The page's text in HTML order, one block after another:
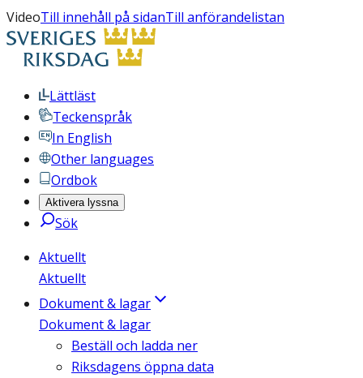
VideoTill innehåll på sidanTill anförandelistan
Lättläst
Teckenspråk
In English
Other languages
Ordbok
Aktivera lyssna
Sök
Aktuellt
Aktuellt
Dokument & lagar
Dokument & lagar
Beställ och ladda ner
Riksdagens öppna data